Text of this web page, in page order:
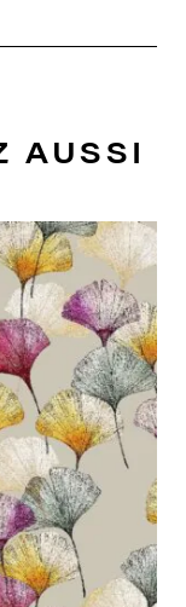
AUSSI